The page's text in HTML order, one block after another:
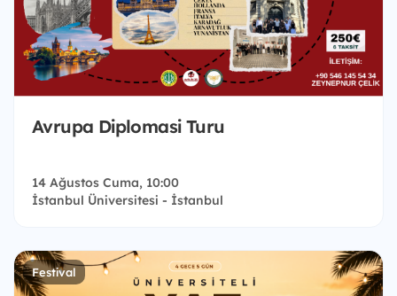
Avrupa Diplomasi Turu
14 Ağustos Cuma, 10:00
İstanbul Üniversitesi - İstanbul
Festival